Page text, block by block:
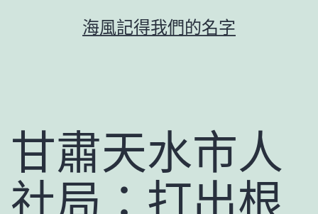
海風記得我們的名字
甘肅天水市人
社局：打出根